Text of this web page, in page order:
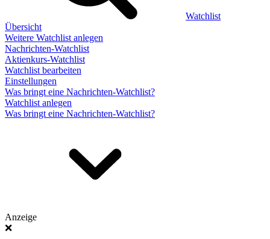
Watchlist
Übersicht
Weitere Watchlist anlegen
Nachrichten-Watchlist
Aktienkurs-Watchlist
Watchlist bearbeiten
Einstellungen
Was bringt eine Nachrichten-Watchlist?
Watchlist anlegen
Was bringt eine Nachrichten-Watchlist?
Anzeige
❌